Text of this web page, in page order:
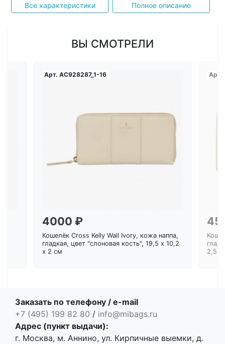
Все характеристики Полное описание
ВЫ СМОТРЕЛИ
Арт. AC928287_1-16
4000 ₽
Кошелёк Cross Kelly Wall Ivory, кожа наппа,
гладкая, цвет "слоновая кость", 19,5 x 10,2
x 2 см
Арт.
2,5
Заказать по телефону / e-mail
+7 (495) 199 82 80 / info@mibags.ru
Адрес (пункт выдачи):
г. Москва, м. Аннино, ул. Кирпичные выемки, д.